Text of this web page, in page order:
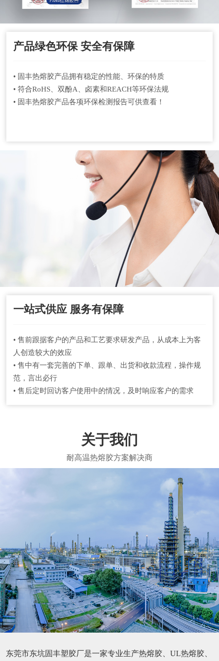
产品绿色环保 安全有保障
• 固丰热熔胶产品拥有稳定的性能、环保的特质
• 符合RoHS、双酚A、卤素和REACH等环保法规
• 固丰热熔胶产品各项环保检测报告可供查看！
一站式供应 服务有保障
• 售前跟据客户的产品和工艺要求研发产品，从成本上为客
人创造较大的效应
• 售中有一套完善的下单、跟单、出货和收款流程，操作规
范，言出必行
• 售后定时回访客户使用中的情况，及时响应客户的需求
关于我们
东莞市东坑固丰塑胶厂是一家专业生产热熔胶、UL热熔胶、